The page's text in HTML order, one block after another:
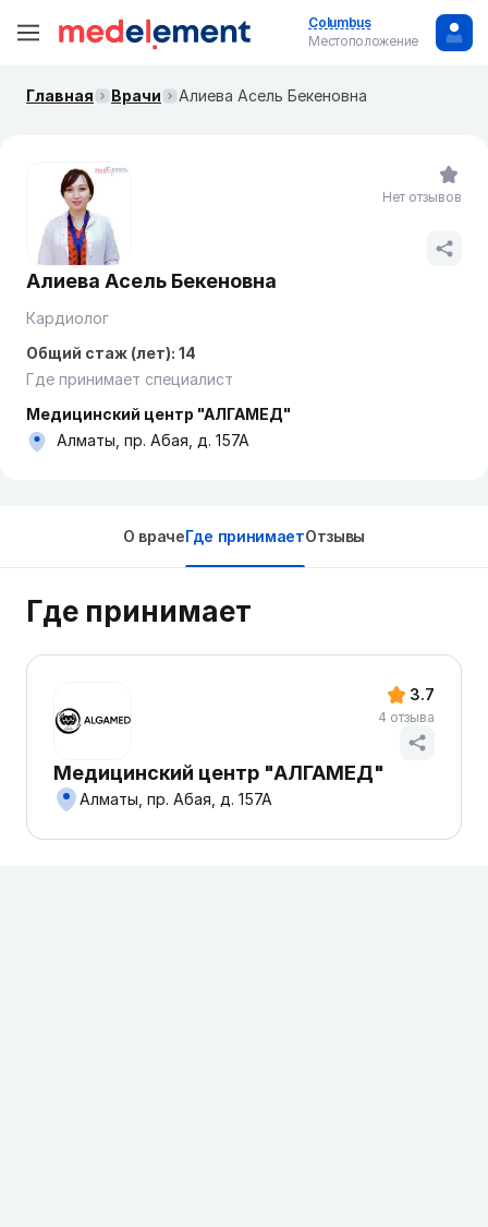
Columbus
Местоположение
Главная Врачи Алиева Асель Бекеновна
Алиева Асель Бекеновна
Кардиолог
Общий стаж (лет): 14
Где принимает специалист
Медицинский центр "АЛГАМЕД"
Алматы, пр. Абая, д. 157А
Нет отзывов
О врачеГде принимаетОтзывы
Где принимает
Медицинский центр "АЛГАМЕД"
Алматы, пр. Абая, д. 157А
3.7
4 отзыва